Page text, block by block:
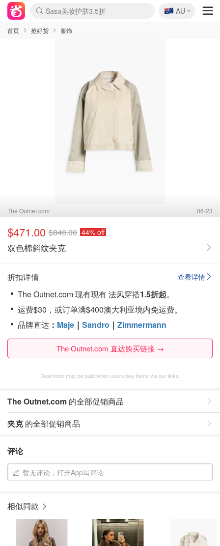
lululemon折扣上新
Sasa美妆护肤3.5折
SSENSE年中2.5折
FreshBeauty好价汇总
Cettire降价+叠9折
WWS Coles超市实拍
viagogo二手票捡漏
Myer超级周末
The Outnet奢牌1折起
David Jones 3折起
Flannels大牌1折
Perfumes Club护肤1折
AMIRO面罩$251
Amazon折扣汇总
eToro入金$200送$50
Amazon数码好物
ICONIC本周7.5折
ThedoubleF高奢地板价
Moose Knuckles 6折
丝芙兰5折起
EUFY摄像头$98
Selenichast首饰2折
Trip机票酒店促销
YSL送5件彩妆礼
Amazon家居好物
Amazon美妆护肤
雅漾大喷$8
过敏原检测盒$33
伊索独家赠50ml沐浴露
科颜氏高保湿面霜$29
SEALIFE海洋馆门票6折
丝塔芙大白罐$16
订阅Newsletter送香薰
Cult Beauty 6.8折
Harrods圣诞日历$525
LN-CC奢牌私促3折
d'Alba空姐喷雾$16
EVE LOM套装£56
Bernardelli独家4折
Adore Beauty 6折起
CT圣诞日历
Mytheresa奢品2.7折
Luxury Escapes 9折
Currentbody美容仪$881
MOON Garden Live
Roborock扫地机$649
Tingo Life水杯$24
Valentino官网5折
CR洗护套装$23
修丽可4件套$159
Myer彩妆2件7折
GANNI官网4.5折
Stylevana韩妆4折
Tessabit高奢8.5折
OGX洗发水$11
Amazon阿德莱德次日达
卡诗8.5折+赠礼
Philips Hue灯具8折
🇦🇺
AU
首页 抢好货 服饰
The Outnet.com 06-23
$471.00 $840.00 44% off
双色棉斜纹夹克
查看详情
折扣详情
The Outnet.com 现有现有 法风穿搭1.5折起。
运费$30，或订单满$400澳大利亚境内免运费。
品牌直达 ： Maje ｜ Sandro ｜ Zimmermann
The Outnet.com 直达购买链接 →
Dealmoon may be paid when users buy items via our links.
The Outnet.com 的全部促销商品
夹克的全部促销商品
评论
暂无评论，打开App写评论
相似同款